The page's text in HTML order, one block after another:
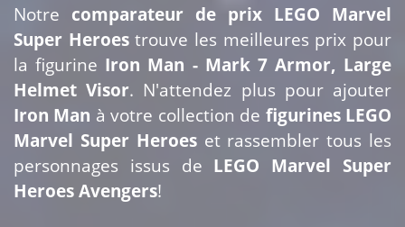
Notre comparateur de prix LEGO Marvel
Super Heroestrouve les meilleures prix pour
la figurine Iron Man - Mark 7 Armor, Large
Helmet Visor. N'attendez plus pour ajouter
Iron Man à votre collection de figurines LEGO
Marvel Super Heroeset rassembler tous les
personnages issus de LEGO Marvel Super
Heroes Avengers!